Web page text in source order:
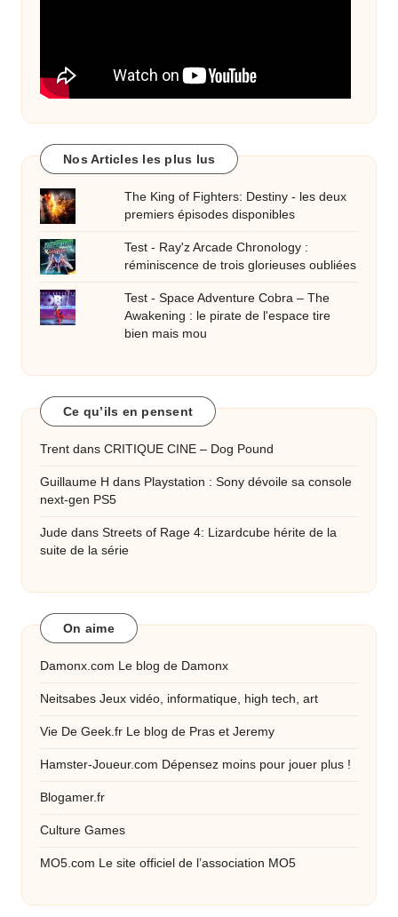
Nos Articles les plus lus
The King of Fighters: Destiny - les deux
premiers épisodes disponibles
Test - Ray'z Arcade Chronology :
réminiscence de trois glorieuses oubliées
Test - Space Adventure Cobra – The
Awakening : le pirate de l'espace tire
bien mais mou
Ce qu’ils en pensent
Trent dans CRITIQUE CINE – Dog Pound
Guillaume H dans Playstation : Sony dévoile sa console
next-gen PS5
Jude dans Streets of Rage 4: Lizardcube hérite de la
suite de la série
On aime
Damonx.com Le blog de Damonx
Neitsabes Jeux vidéo, informatique, high tech, art
Vie De Geek.fr Le blog de Pras et Jeremy
Hamster-Joueur.com Dépensez moins pour jouer plus !
Blogamer.fr
Culture Games
MO5.com Le site officiel de l’association MO5